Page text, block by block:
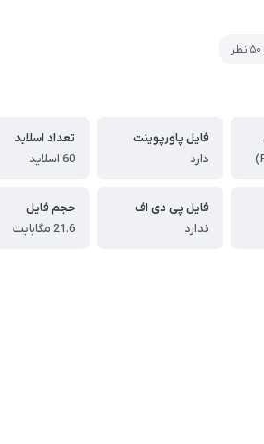
فایل پاورپوینت
دارد
تعداد اسلاید
60 اسلاید
فایل پی دی اف
ندارد
حجم فایل
21.6 مگابایت